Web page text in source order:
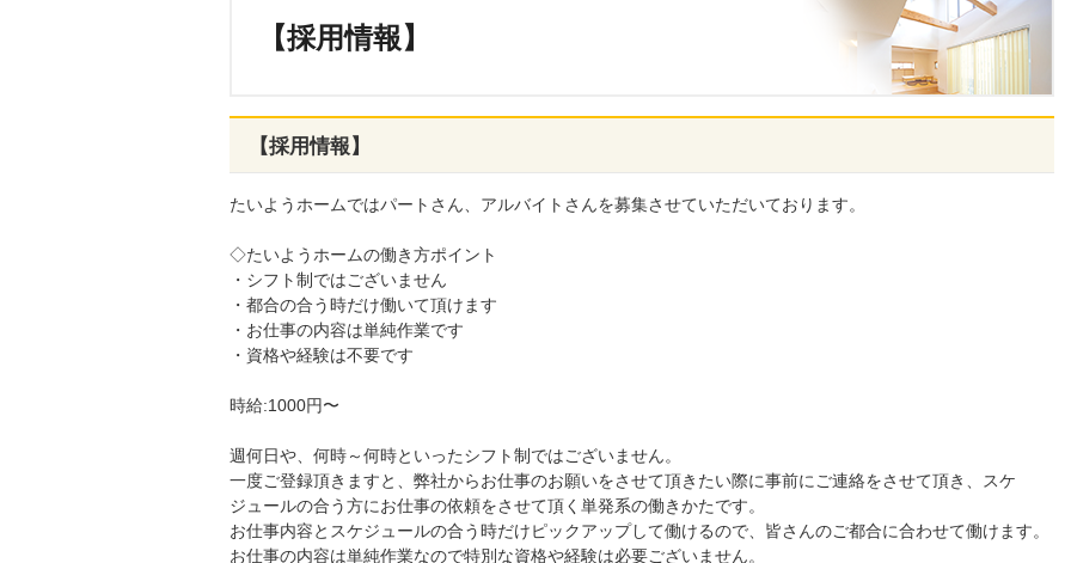
【採用情報】
【採用情報】
たいようホームではパートさん、アルバイトさんを募集させていただいております。
◇たいようホームの働き方ポイント
・シフト制ではございません
・都合の合う時だけ働いて頂けます
・お仕事の内容は単純作業です
・資格や経験は不要です
時給:1000円〜
週何日や、何時～何時といったシフト制ではございません。
一度ご登録頂きますと、弊社からお仕事のお願いをさせて頂きたい際に事前にご連絡をさせて頂き、スケ
ジュールの合う方にお仕事の依頼をさせて頂く単発系の働きかたです。
お仕事内容とスケジュールの合う時だけピックアップして働けるので、皆さんのご都合に合わせて働けます。
お仕事の内容は単純作業なので特別な資格や経験は必要ございません。